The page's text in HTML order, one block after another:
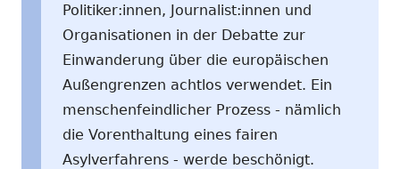
Politiker:innen, Journalist:innen und
Organisationen in der Debatte zur
Einwanderung über die europäischen
Außengrenzen achtlos verwendet. Ein
menschenfeindlicher Prozess - nämlich
die Vorenthaltung eines fairen
Asylverfahrens - werde beschönigt.